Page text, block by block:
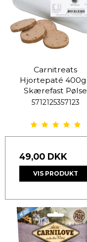
Carnitreats
Hjortepaté 400g
Skærefast Pølse
5712125357123
49,00 DKK
VIS PRODUKT